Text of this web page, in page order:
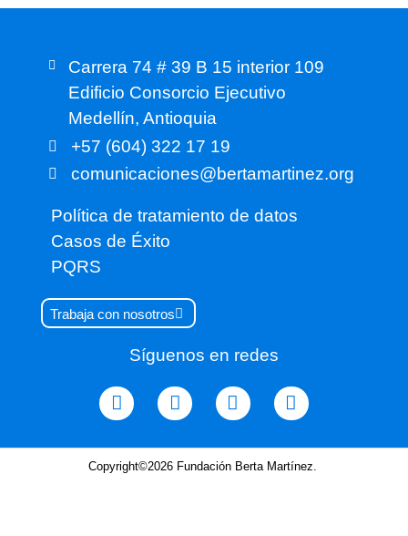
Carrera 74 # 39 B 15 interior 109
Edificio Consorcio Ejecutivo
Medellín, Antioquia
+57 (604) 322 17 19
comunicaciones@bertamartinez.org
Política de tratamiento de datos
Casos de Éxito
PQRS
Trabaja con nosotros
Síguenos en redes
Copyright©2026 Fundación Berta Martínez.